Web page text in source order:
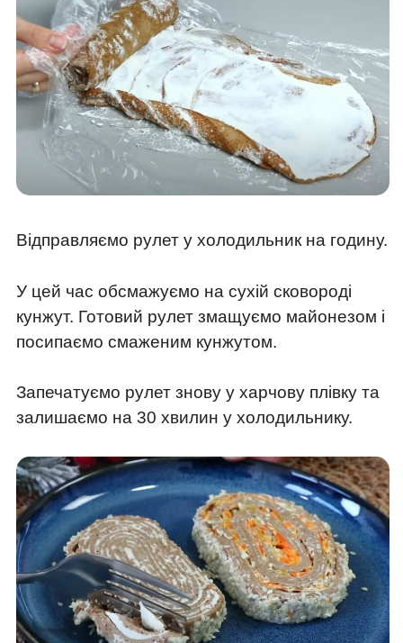
Відправляємо рулет у холодильник на годину.
У цей час обсмажуємо на сухій сковороді
кунжут. Готовий рулет змащуємо майонезом і
посипаємо смаженим кунжутом.
Запечатуємо рулет знову у харчову плівку та
залишаємо на 30 хвилин у холодильнику.